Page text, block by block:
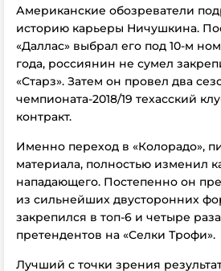
Американские обозреватели
историю карьеры Ничушкина.
«Даллас» выбрал его под 10-м
года, россиянин не сумел
«Старз». Затем он провел два
чемпионата-2018/19 техасский
контракт.
Именно переход в «Колорадо»,
материала, полностью изменил
нападающего. Постепенно он
из сильнейших двусторонних
закрепился в топ-6 и четыре
претендентов на «Селки Трофи».
Лучший с точки зрения